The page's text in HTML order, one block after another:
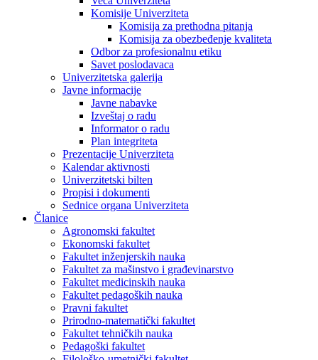
Komisije Univerziteta
Komisija za prethodna pitanja
Komisija za obezbeđenje kvaliteta
Odbor za profesionalnu etiku
Savet poslodavaca
Univerzitetska galerija
Javne informacije
Javne nabavke
Izveštaj o radu
Informator o radu
Plan integriteta
Prezentacije Univerziteta
Kalendar aktivnosti
Univerzitetski bilten
Propisi i dokumenti
Sednice organa Univerziteta
Članice
Agronomski fakultet
Ekonomski fakultet
Fakultet inženjerskih nauka
Fakultet za mašinstvo i građevinarstvo
Fakultet medicinskih nauka
Fakultet pedagoških nauka
Pravni fakultet
Prirodno-matematički fakultet
Fakultet tehničkih nauka
Pedagoški fakultet